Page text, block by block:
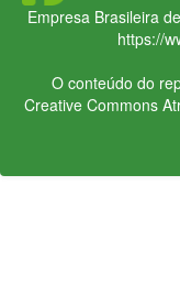
Empresa Brasileira
https://
O conteúdo do
Creative Commons